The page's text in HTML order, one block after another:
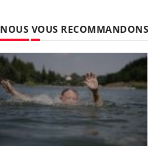
NOUS VOUS RECOMMANDONS